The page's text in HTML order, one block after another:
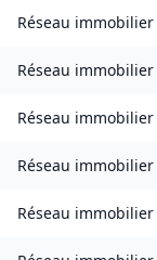
Réseau immobilier
Réseau immobilier
Réseau immobilier
Réseau immobilier
Réseau immobilier